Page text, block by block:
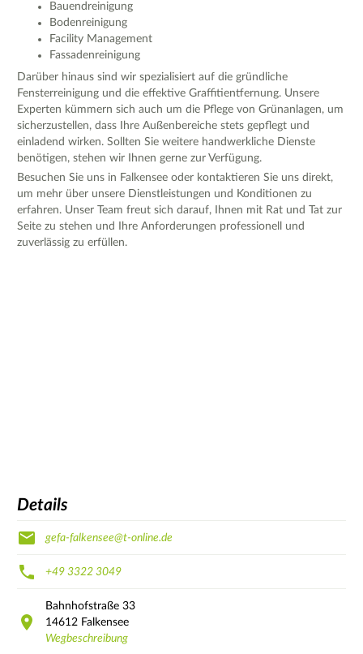
Bauendreinigung
Bodenreinigung
Facility Management
Fassadenreinigung
Darüber hinaus sind wir spezialisiert auf die gründliche
Fensterreinigung und die effektive Graffitientfernung. Unsere
Experten kümmern sich auch um die Pflege von Grünanlagen, um
sicherzustellen, dass Ihre Außenbereiche stets gepflegt und
einladend wirken. Sollten Sie weitere handwerkliche Dienste
benötigen, stehen wir Ihnen gerne zur Verfügung.
Besuchen Sie uns in Falkensee oder kontaktieren Sie uns direkt,
um mehr über unsere Dienstleistungen und Konditionen zu
erfahren. Unser Team freut sich darauf, Ihnen mit Rat und Tat zur
Seite zu stehen und Ihre Anforderungen professionell und
zuverlässig zu erfüllen.
Details
gefa-falkensee@t-online.de
+49 3322 3049
Bahnhofstraße 33
14612 Falkensee
Wegbeschreibung